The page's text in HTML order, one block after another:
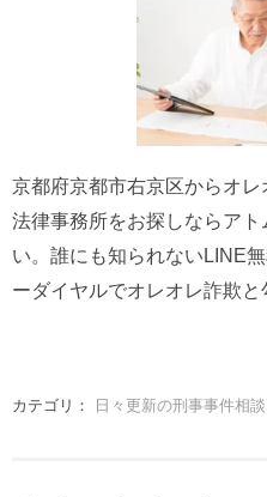
京都府京都市右京区からオ
法律事務所をお探しならア
い。誰にも知られないLINE
ーダイヤルでオレオレ詐欺と
カテゴリ： 日々更新の刑事事件相談